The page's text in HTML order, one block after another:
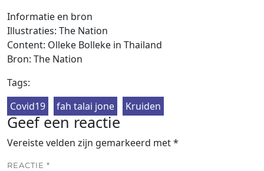
Informatie en bron
Illustraties: The Nation
Content: Olleke Bolleke in Thailand
Bron: The Nation
Tags:
Covid19
fah talai jone Kruiden
Geef een reactie
Vereiste velden zijn gemarkeerd met*
REACTIE *